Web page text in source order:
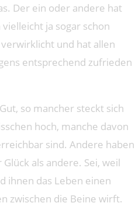
Der ein oder andere hat
ja sogar schon
und hat allen
entsprechend zufrieden
so mancher steckt sich
hoch, manche davon
sind. Andere haben
als andere. Sei, weil
ihnen das Leben einen
zwischen die Beine wirft.